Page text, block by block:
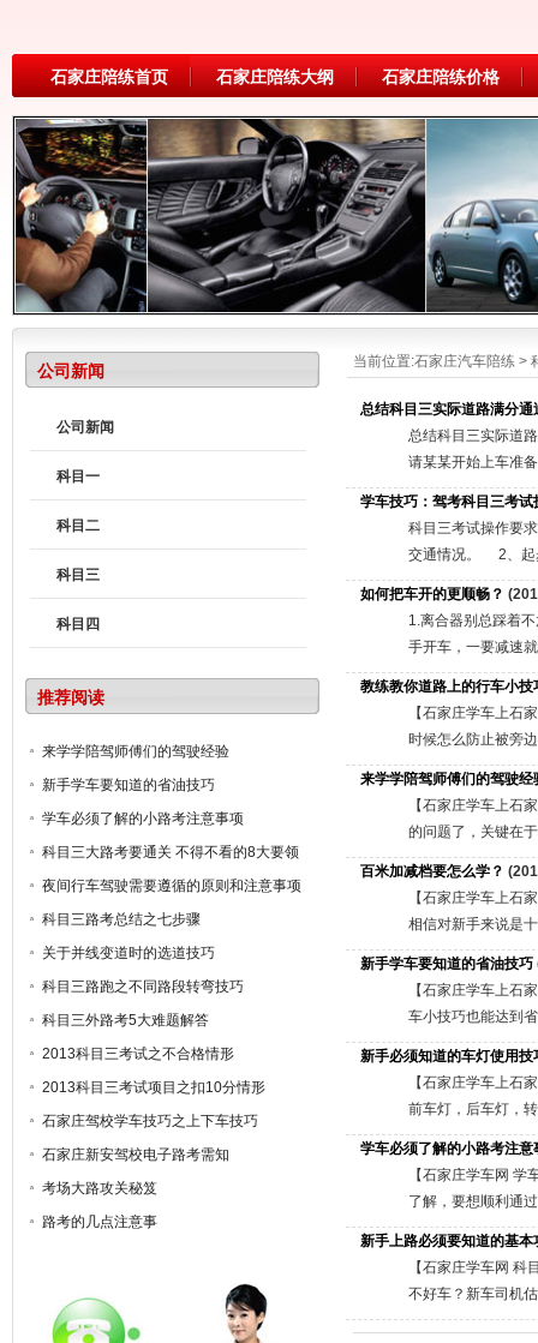
石家庄陪练首页 石家庄陪练大纲 石家庄陪练价格
公司新闻
公司新闻
科目一
科目二
科目三
科目四
推荐阅读
来学学陪驾师傅们的驾驶经验
新手学车要知道的省油技巧
学车必须了解的小路考注意事项
科目三大路考要通关 不得不看的8大要领
夜间行车驾驶需要遵循的原则和注意事项
科目三路考总结之七步骤
关于并线变道时的选道技巧
科目三路跑之不同路段转弯技巧
科目三外路考5大难题解答
2013科目三考试之不合格情形
2013科目三考试项目之扣10分情形
石家庄驾校学车技巧之上下车技巧
石家庄新安驾校电子路考需知
考场大路攻关秘笈
路考的几点注意事
当前位置:石家庄汽车陪练 >
总结科目三实际道路满分通
总结科目三实际道
请某某开始上车准
灯下。左手拉开车
3.左转弯。打左
方直线行驶，一脚
安全通过。ps：可
六下)转过去，教练
校。减速机可，左
其实就是左变更车
有这提示，并非在
间路线再右转，否
麦穗五角星都可以
看后视镜。右手开
学车技巧：驾考科目三考试
科目三考试操作要
交通情况。 2、起
位，启动发动机。
步。起步过程平稳
持直线行驶，跟车
操作:根据路况和
内、外后视镜观察
全距离，控制行驶
方和右侧交通情况
边缘线或者人行道
停车瞭望，根据车
口。 8、通过人行
9、通过学校区域
让行。 10、通过公
车前方或对向公共
前避让，调整会车
距离。观察左侧交
越。超车时，侧头
开启右转向灯，逐
机，发出掉头信号
驶中正确使用灯光
况，使用近光灯。
光灯示意。
如何把车开的更顺畅？
1.离合器别总踩着
手开车，一要减速
这是个很不好的习
熄火。只要熄火，
离”，就是要先踩
车，先踩离合器。
高速时切断动力，
必须提前更换。
些，也不用脚下换
驾驶者疲劳，还会
活动活动腿脚不是
踩下去，紧接着缓
复正常行驶，即在
踏板，这样就降低
减速，同时把制动
慎用。初学者最好
点水制动法这种制
由于车轮被抱死所
的道路，假如前面
制动器踏板，把方
这样使两轮一前一
猛打快回，乘客必
边，当车进入第一
靠右进入第二个S头
车的要领 首先要观
您利用后视镜倒车
了望并随时准备停
是，在坡上向下倒
教练教你道路上的行车小技
【石家庄学车上石
时候怎么防止被旁
问题，但确实很棘
的障碍物拐弯，尽
人。若在中间一条
一定要保持相当
3.怎样把车“嵌入”
后车轮的一半过
不建议经常放空挡
放空挡，不仅容易
量贴近前车，尤其
况，不仅要判断距
全责。 若行驶过
空隙处，若地上有
照新的交通法规，
来学学陪驾师傅们的驾驶经
【石家庄学车上石
的问题了，关键在
断。要想开好车，
第一项：了解仪表
示灯等。 第二项
器、喇叭等系统。
回。熟悉各挡位置
领，做到：起步
心。新手驾驶员开
只要遵守交规，行
己的慌张的心理情
的路，避开复杂
己的前方可能发生
车辆突然急刹等。
项：遇红绿灯，闪
手的操作技术尚不
行经斑马线时，如
人，单车强行通过
入口的地方，一般
不拍照，出了事要
盯着不放。“蜻蜓
百米加减档要怎么学？
【石家庄学车上石
相信对新手来说是
米，对于汽车来说
最重要的是途中不
抬离合，快容易
加到五挡后，脚移
变速杆换入二挡。
五挡，所以猛踩
自己的驾车技巧就
新手学车要知道的省油技巧
【石家庄学车上石
车小技巧也能达到
车，应该提前收油
多。2、保持最佳车
80-100公里0。3
油”！考虑到汽油泵
少一分重量，省一
油又费车，危险系
速行驶，安全省油
格按各车说明书的
可略减一点气压，
在哪个档位，均保
无效油耗，也伤发
还不如找一条绕远
新手必须知道的车灯使用技
【石家庄学车上石
前车灯，后车灯，
灯浪费汽油，损耗
或停车。如果有故
间踩着脚刹，会让
得过晚会使后面尾
是排第一，就不需
灯：可以帮助驾驶
不能用小灯取代。
闭，防止过热，烤
学车必须了解的小路考注意
【石家庄学车网
了解，要想顺利通
小路考注意事项中
内出现1号杆时停
平行时，方向向右
于1、2号杆中间，
上的小后视镜到1号
新手上路必须要知道的基本
【石家庄学车网
不好车？新车司机
驶前准备前期准备